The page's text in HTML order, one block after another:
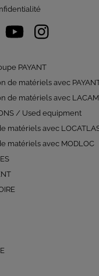
FacebookYouTube
PAYANT
de matériels avec
de matériels avec
/ Used equipment
matériels avec
matériels avec MODLOC